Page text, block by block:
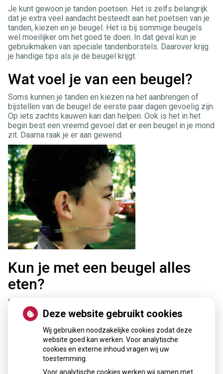
Je kunt gewoon je tanden poetsen. Het is zelfs belangrijk
dat je extra veel aandacht besteedt aan het poetsen van je
tanden, kiezen en je beugel. Het is bij sommige beugels
wel moeilijker om het goed te doen. In dat geval kun je
gebruikmaken van speciale tandenborstels. Daarover krijg
je handige tips als je de beugel krijgt.
Wat voel je van een beugel?
Soms kunnen je tanden en kiezen na het aanbrengen of
bijstellen van de beugel de eerste paar dagen gevoelig zijn.
Op iets zachts kauwen kan dan helpen. Ook is het in het
begin best een vreemd gevoel dat er een beugel in je mond
zit. Daarna raak je er aan gewend.
Kun je met een beugel alles
eten?
Voorkom dat je beugel stuk gaat. Slotjes komen
gemakkelijk los bij het eten van dropjes, toffees of andere
harde en plakkerige dingen. Kauwgom en draadjesvlees
gaan gemakkelijk tussen de beugel zitten, je krijgt het
moeilijk weer weg. Limonade en frisdrank, met of zonder
bubbels, kun je beter laten staan. Ze veroorzaken tandplak
waardoor je glazuur rondom de slotjes blijvend kan
verkleuren of zelfs gaatjes ontstaan. Zorg dat je de
Deze website gebruikt cookies
Wij gebruiken noodzakelijke cookies zodat deze
website goed kan werken. Voor analytische
cookies en externe inhoud vragen wij uw
toestemming.
Voor analytische cookies werken wij samen met